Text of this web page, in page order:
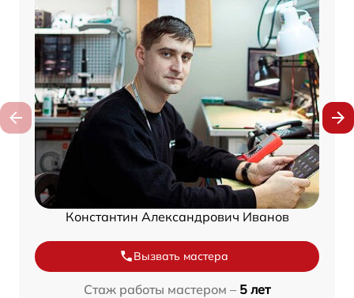
Константин Александрович Иванов
Вызвать мастера
Стаж работы мастером – 5 лет